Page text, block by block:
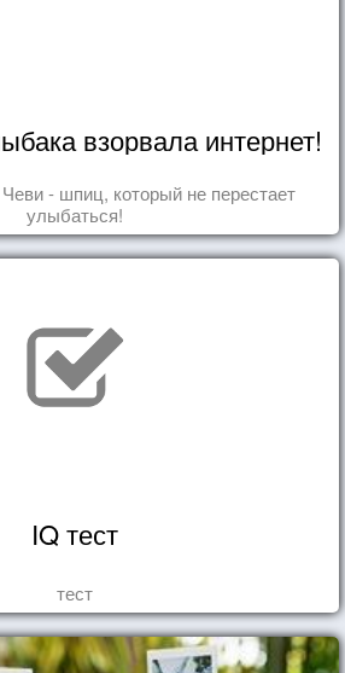
взорвала интернет!
- шпиц, который не перестает
улыбаться!
IQ тест
тест